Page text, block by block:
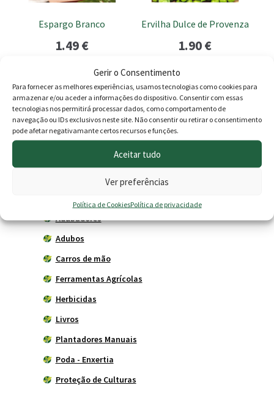
Gerir o Consentimento
Para fornecer as melhores experiências, usamos tecnologias como cookies para
armazenar e/ou aceder a informações do dispositivo. Consentir com essas
tecnologias nos permitirá processar dados, como comportamento de
navegação ou IDs exclusivos neste site. Não consentir ou retirar o consentimento
pode afetar negativamante certos recursos e funções.
Aceitar tudo
Ver preferências
Política de CookiesPolítica de privacidade
Espargo Branco
1.49€
Ervilha Dulce de Provenza
1.90€
Adicionar
Produtos
Adubadores
Adubos
Carros de mão
Ferramentas Agrícolas
Herbicidas
Livros
Plantadores Manuais
Poda - Enxertia
Proteção de Culturas